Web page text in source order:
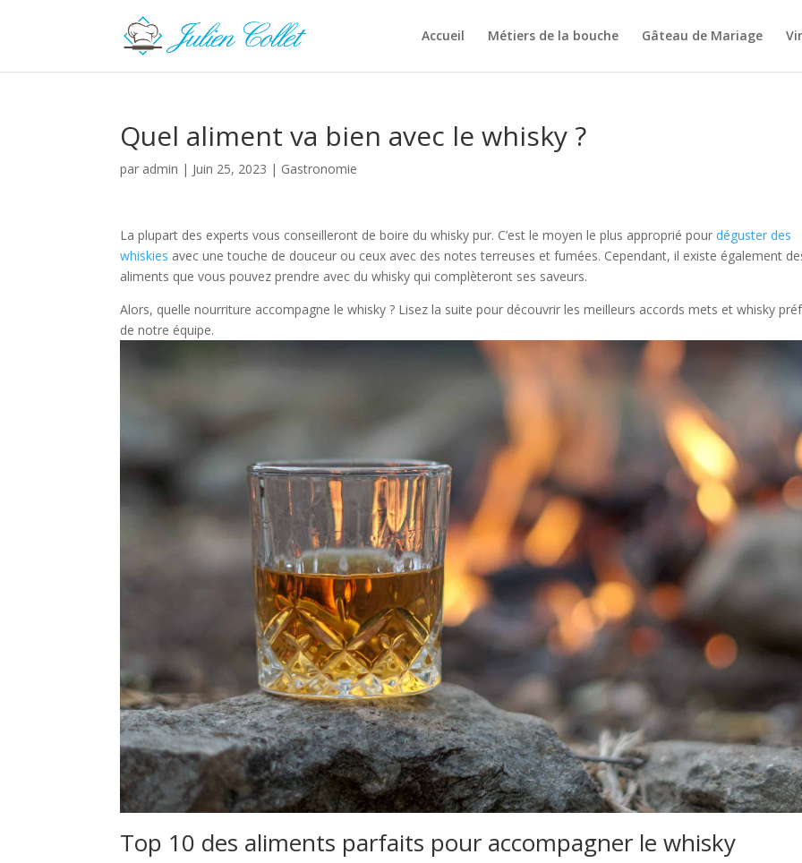
Accueil Métiers de la bouche Gâteau de Mariage
Quel aliment va bien avec le whisky ?
par admin | Juin 25, 2023 | Gastronomie
La plupart des experts vous conseilleront de boire du whisky pur. C’est le moyen le plus approprié pourdéguster des
whiskies avec une touche de douceur ou ceux avec des notes terreuses et fumées. Cependant, il existe également
aliments que vous pouvez prendre avec du whisky qui complèteront ses saveurs.
Alors, quelle nourriture accompagne le whisky ? Lisez la suite pour découvrir les meilleurs accords mets et whisky
de notre équipe.
Top 10 des aliments parfaits pour accompagner le whisky